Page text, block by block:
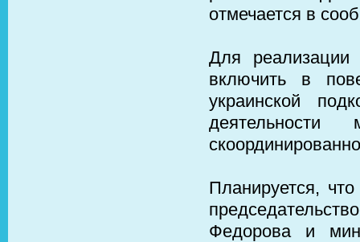
отмечается в
Для
включить в
украинской
Планируется,
Федорова и